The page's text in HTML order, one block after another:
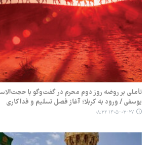
تأملی بر روضه روز دوم محرم در گفت‌وگو با
یوسفی / ورود به کربلا؛ آغاز فصل تسلیم و فداکاری
۱۴۰۵-۰۳-۲۷ ۰۸:۳۲